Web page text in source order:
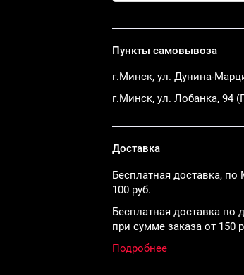
Доставка
Бесплатная доставка, по
100 руб.
Бесплатная доставка по
при сумме заказа от 150
Подробнее
Пункты самовывоза
г.Минск, ул. Дунина-
г.Минск, ул. Лобанка, 94